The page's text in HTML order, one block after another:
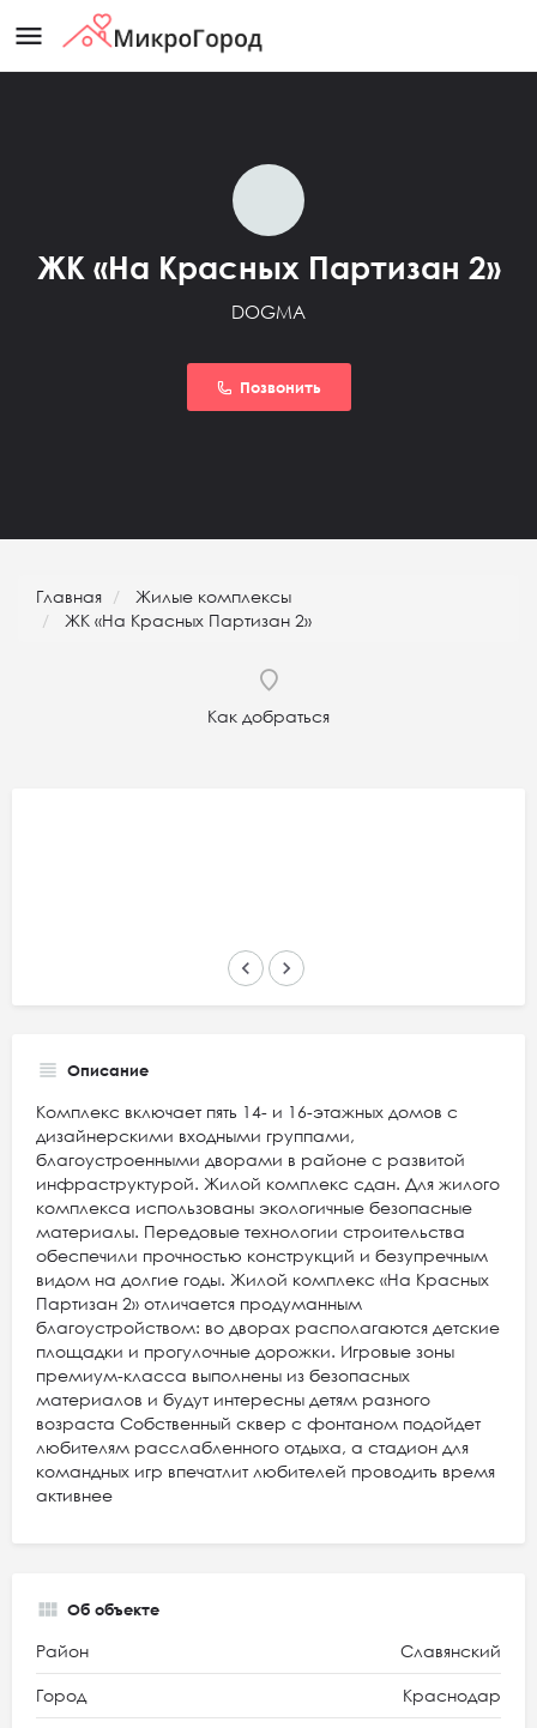
menu
ЖК «На Красных Партизан 2»
DOGMA
Позвонить
Главная
Жилые комплексы
ЖК «На Красных Партизан 2»
Как добраться
keyboard_arrow_left keyboard_arrow_right
Описание
Комплекс включает пять 14- и 16-этажных домов с
дизайнерскими входными группами,
благоустроенными дворами в районе с развитой
инфраструктурой. Жилой комплекс сдан. Для жилого
комплекса использованы экологичные безопасные
материалы. Передовые технологии строительства
обеспечили прочностью конструкций и безупречным
видом на долгие годы. Жилой комплекс «На Красных
Партизан 2» отличается продуманным
благоустройством: во дворах располагаются детские
площадки и прогулочные дорожки. Игровые зоны
премиум-класса выполнены из безопасных
материалов и будут интересны детям разного
возраста Собственный сквер с фонтаном подойдет
любителям расслабленного отдыха, а стадион для
командных игр впечатлит любителей проводить время
активнее
Об объекте
Район Славянский
Город Краснодар